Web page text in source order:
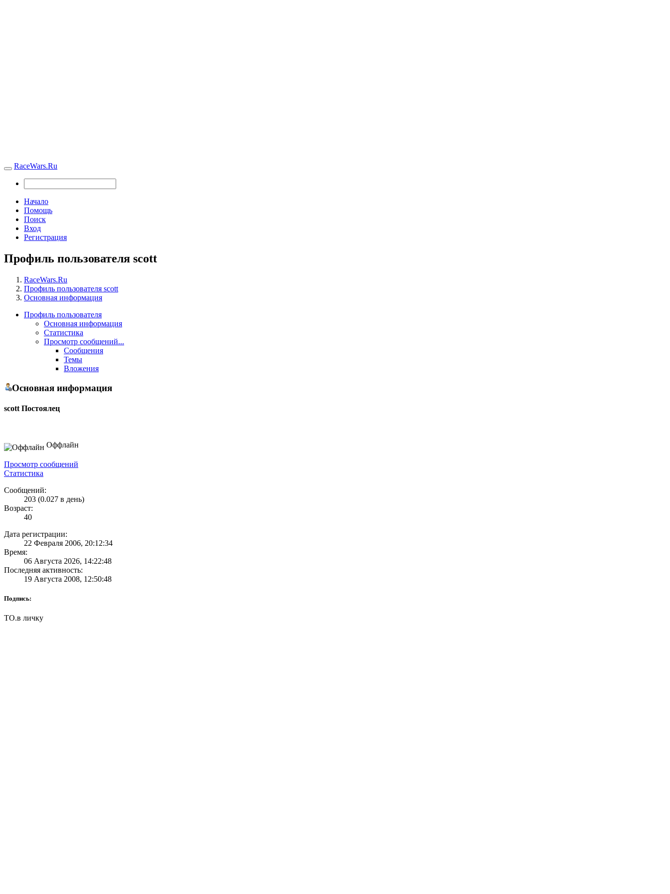
RaceWars.Ru
Начало
Помощь
Поиск
Вход
Регистрация
Профиль пользователя scott
RaceWars.Ru
Профиль пользователя scott
Основная информация
Профиль пользователя
Основная информация
Статистика
Просмотр сообщений...
Сообщения
Темы
Вложения
Основная информация
scott Постоялец
Оффлайн
Просмотр сообщений
Статистика
Сообщений:
203 (0.027 в день)
Возраст:
40
Дата регистрации:
22 Февраля 2006, 20:12:34
Время:
06 Августа 2026, 14:22:48
Последняя активность:
19 Августа 2008, 12:50:48
Подпись:
ТО.в личку